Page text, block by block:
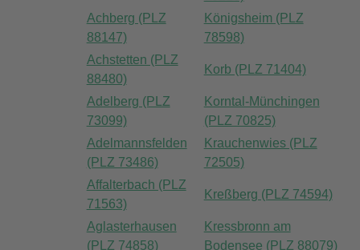
Achberg (PLZ
88147)
Königsheim (PLZ
78598)
Achstetten (PLZ
88480)
Korb (PLZ 71404)
Adelberg (PLZ
73099)
Korntal-Münchingen
(PLZ 70825)
Adelmannsfelden
(PLZ 73486)
Krauchenwies (PLZ
72505)
Affalterbach (PLZ
71563)
Kreßberg (PLZ 74594)
Aglasterhausen
(PLZ 74858)
Kressbronn am
Bodensee (PLZ 88079)